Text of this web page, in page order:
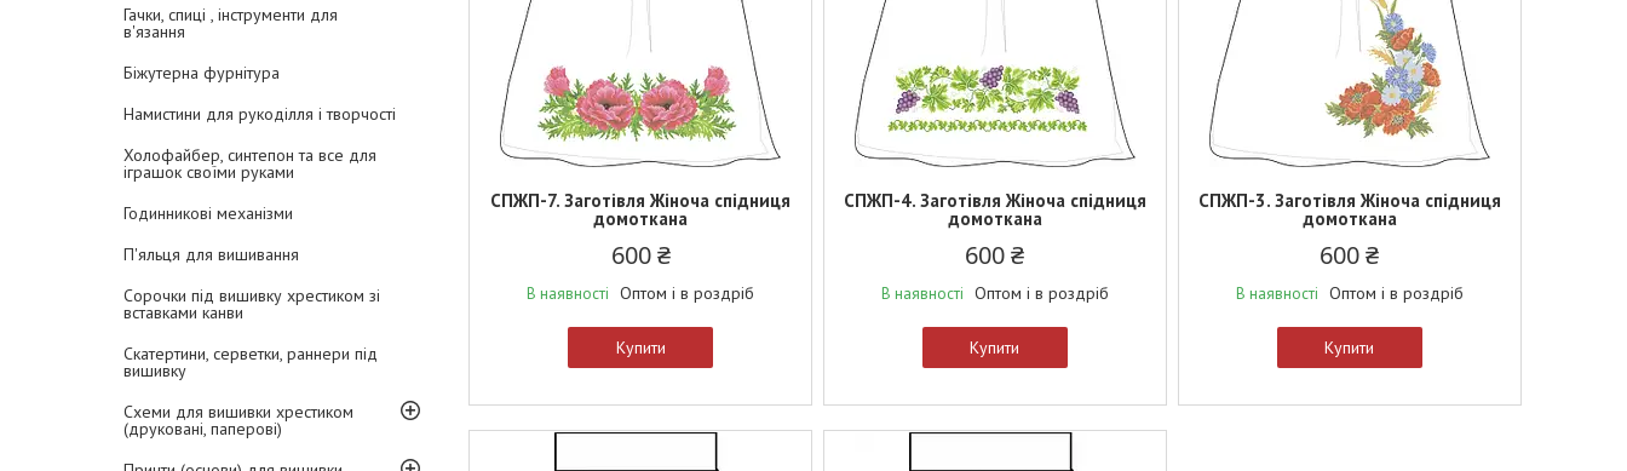
Гачки, спиці , інструменти для
в'язання
Біжутерна фурнітура
Намистини для рукоділля і творчості
Холофайбер, синтепон та все для
іграшок своїми руками
Годинникові механізми
П'яльця для вишивання
Сорочки під вишивку хрестиком зі
вставками канви
Скатертини, серветки, раннери під
вишивку
Схеми для вишивки хрестиком
(друковані, паперові)
СПЖП-7. Заготівля Жіноча спідниця
домоткана
600 ₴
В наявності Оптом і в роздріб
Купити
СПЖП-4. Заготівля Жіноча спідниця
домоткана
600 ₴
В наявності Оптом і в роздріб
Купити
СПЖП-3. Заготівля Жіноча спідниця
домоткана
600 ₴
В наявності Оптом і в роздріб
Купити